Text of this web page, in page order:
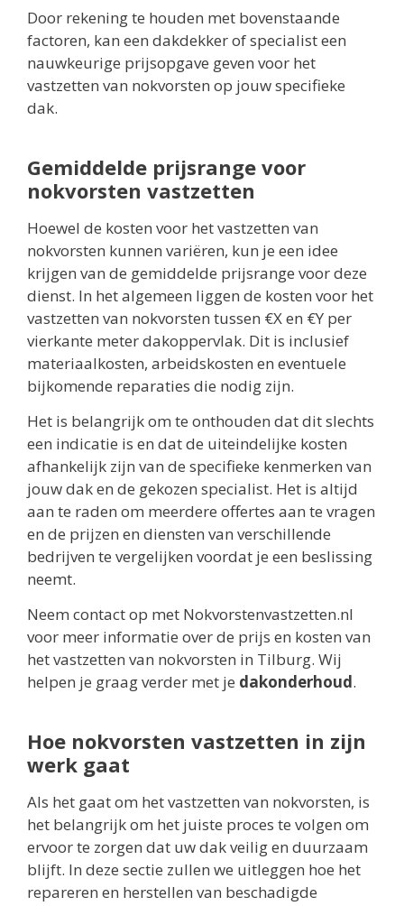
Door rekening te houden met bovenstaande
factoren, kan een dakdekker of specialist een
nauwkeurige prijsopgave geven voor het
vastzetten van nokvorsten op jouw specifieke
dak.
Gemiddelde prijsrange voor
nokvorsten vastzetten
Hoewel de kosten voor het vastzetten van
nokvorsten kunnen variëren, kun je een idee
krijgen van de gemiddelde prijsrange voor deze
dienst. In het algemeen liggen de kosten voor het
vastzetten van nokvorsten tussen €X en €Y per
vierkante meter dakoppervlak. Dit is inclusief
materiaalkosten, arbeidskosten en eventuele
bijkomende reparaties die nodig zijn.
Het is belangrijk om te onthouden dat dit slechts
een indicatie is en dat de uiteindelijke kosten
afhankelijk zijn van de specifieke kenmerken van
jouw dak en de gekozen specialist. Het is altijd
aan te raden om meerdere offertes aan te vragen
en de prijzen en diensten van verschillende
bedrijven te vergelijken voordat je een beslissing
neemt.
Neem contact op met Nokvorstenvastzetten.nl
voor meer informatie over de prijs en kosten van
het vastzetten van nokvorsten in Tilburg. Wij
helpen je graag verder met je dakonderhoud.
Hoe nokvorsten vastzetten in zijn
werk gaat
Als het gaat om het vastzetten van nokvorsten, is
het belangrijk om het juiste proces te volgen om
ervoor te zorgen dat uw dak veilig en duurzaam
blijft. In deze sectie zullen we uitleggen hoe het
repareren en herstellen van beschadigde